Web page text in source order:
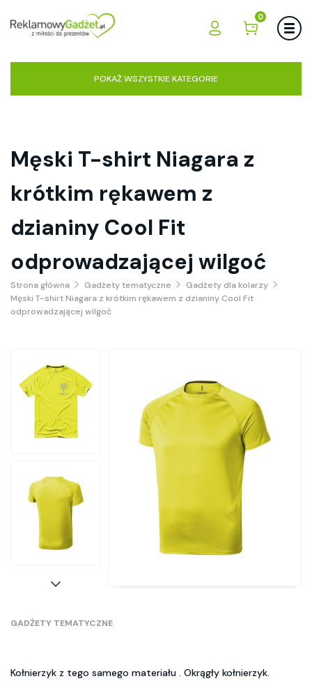
0
POKAŻ WSZYSTKIE KATEGORIE
Męski T-shirt Niagara z
krótkim rękawem z
dzianiny Cool Fit
odprowadzającej wilgoć
Strona główna Gadżety tematyczne
Gadżety dla kolarzy
Męski T-shirt Niagara z krótkim rękawem z dzianiny Cool Fit
odprowadzającej wilgoć
GADŻETY TEMATYCZNE
Kołnierzyk z tego samego materiału . Okrągły kołnierzyk.